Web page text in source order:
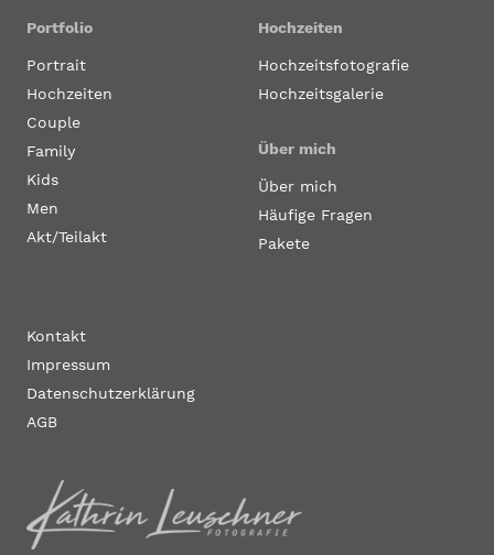
Portfolio
Portrait
Hochzeiten
Couple
Family
Kids
Men
Akt/Teilakt
Hochzeiten
Hochzeitsfotografie
Hochzeitsgalerie
Über mich
Über mich
Häufige Fragen
Pakete
Kontakt
Impressum
Datenschutzerklärung
AGB